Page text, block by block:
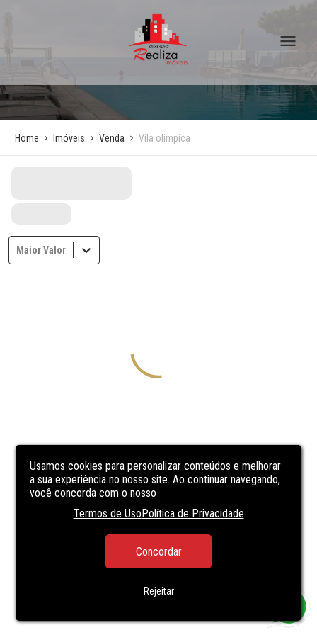
Usamos cookies para personalizar conteúdos e melhorar
a sua experiência no nosso site. Ao continuar navegando,
você concorda com o nosso
Termos de UsoPolítica de Privacidade
Concordar
Rejeitar
Home Imóveis Venda Vila olimpica
Maior Valor